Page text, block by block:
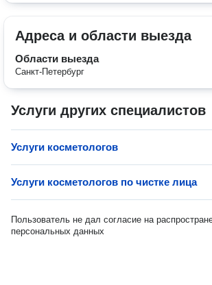
Адреса и области выезда
Области выезда
Санкт-Петербург
Услуги других специалистов
Услуги косметологов
Услуги косметологов по чистке лица
Пользователь не дал согласие на
персональных данных